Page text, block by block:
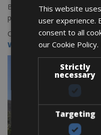
Boek uw fietsverhuur rond
platform
BOOK HERE
Check alle verhuur outlets
WWW.CCTBIKERENTAL/
This website
user experience.
consent to all
our Cookie Policy.
Strictly
necessary
Targeting